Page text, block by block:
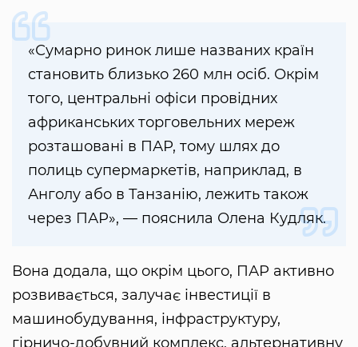
«Сумарно ринок лише названих країн
становить близько 260 млн осіб. Окрім
того, центральні офіси провідних
африканських торговельних мереж
розташовані в ПАР, тому шлях до
полиць супермаркетів, наприклад, в
Анголу або в Танзанію, лежить також
через ПАР», — пояснила Олена Кудляк.
Вона додала, що окрім цього, ПАР активно
розвивається, залучає інвестиції в
машинобудування, інфраструктуру,
гірничо-добувний комплекс, альтернативну